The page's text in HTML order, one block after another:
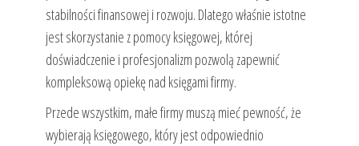
stabilności finansowej i rozwoju. Dlatego właśnie istotne
jest skorzystanie z pomocy księgowej, której
doświadczenie i profesjonalizm pozwolą zapewnić
kompleksową opiekę nad księgami firmy.
Przede wszystkim, małe firmy muszą mieć pewność, że
wybierają księgowego, który jest odpowiednio